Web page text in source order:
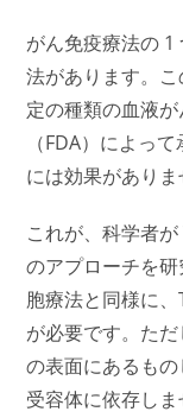
がん免疫療法の 1
法があります。
定の種類の血液
（FDA）によっ
には効果がありま
これが、科学者
のアプローチを
胞療法と同様に
が必要です。た
の表面にあるも
受容体に依存し